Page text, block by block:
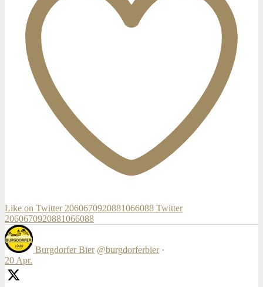
Like on Twitter 2060670920881066088 Twitter
2060670920881066088
Burgdorfer Bier @burgdorferbier ·
20 Apr.